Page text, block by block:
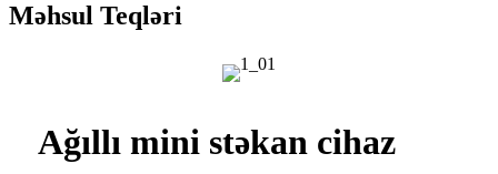
Məhsul Teqləri
Ağıllı mini stəkan cihaz